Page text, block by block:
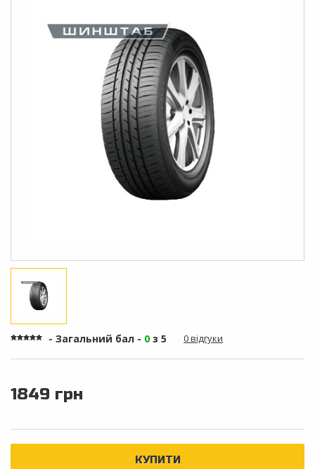
ВІДГУКИ ПРО ШИНИ
- Загальний бал - 0 з 5 0 відгуки
1849 грн